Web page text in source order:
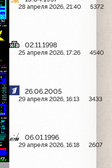
28 апреля 2026, 21:40 5372
02.11.1998
25 апреля 2026, 17:26 4540
26.06.2005
29 апреля 2026, 16:13 3433
06.01.1996
29 апреля 2026, 16:18 2607